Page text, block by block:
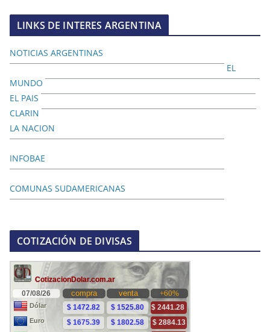
LINKS DE INTERES ARGENTINA
NOTICIAS ARGENTINAS
EL
MUNDO
EL PAIS
CLARIN
LA NACION
INFOBAE
COMUNAS SUDAMERICANAS
COTIZACIÓN DE DIVISAS